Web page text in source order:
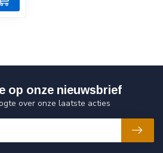
op onze nieuwsbrief
over onze laatste acties